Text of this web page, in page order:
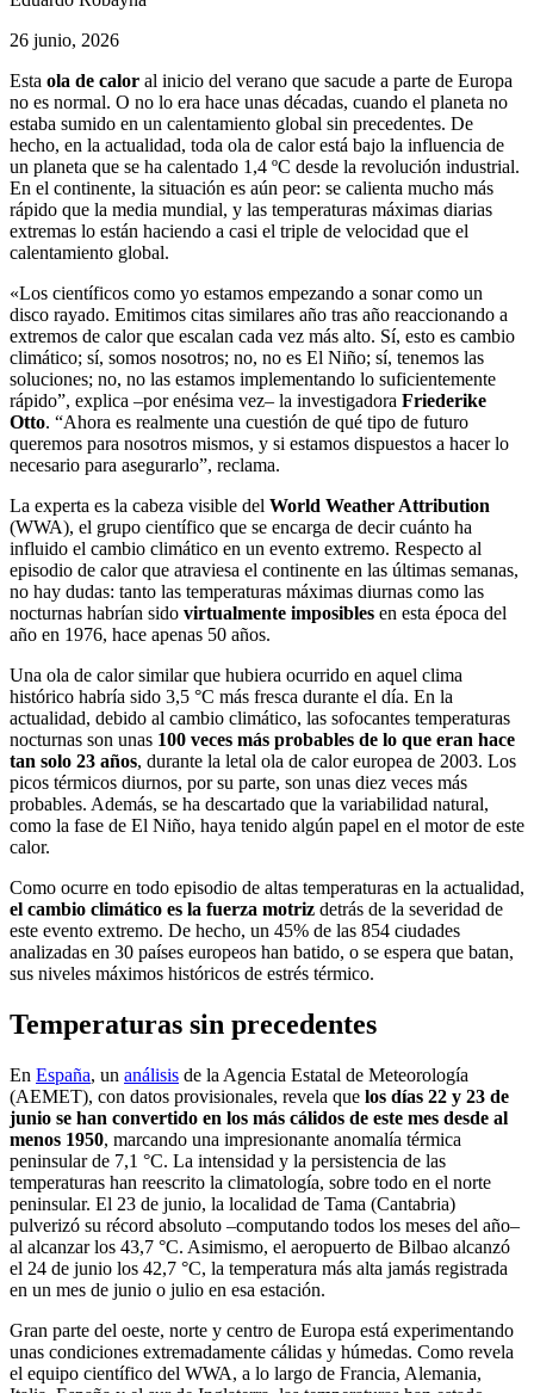
26 junio, 2026
Esta ola de calor al inicio del verano que sacude a parte de Europa
no es normal. O no lo era hace unas décadas, cuando el planeta no
estaba sumido en un calentamiento global sin precedentes. De
hecho, en la actualidad, toda ola de calor está bajo la influencia de
un planeta que se ha calentado 1,4 ºC desde la revolución industrial.
En el continente, la situación es aún peor: se calienta mucho más
rápido que la media mundial, y las temperaturas máximas diarias
extremas lo están haciendo a casi el triple de velocidad que el
calentamiento global.
«Los científicos como yo estamos empezando a sonar como un
disco rayado. Emitimos citas similares año tras año reaccionando a
extremos de calor que escalan cada vez más alto. Sí, esto es cambio
climático; sí, somos nosotros; no, no es El Niño; sí, tenemos las
soluciones; no, no las estamos implementando lo suficientemente
rápido”, explica –por enésima vez– la investigadora Friederike
Otto. “Ahora es realmente una cuestión de qué tipo de futuro
queremos para nosotros mismos, y si estamos dispuestos a hacer lo
necesario para asegurarlo”, reclama.
La experta es la cabeza visible del World Weather Attribution
(WWA), el grupo científico que se encarga de decir cuánto ha
influido el cambio climático en un evento extremo. Respecto al
episodio de calor que atraviesa el continente en las últimas semanas,
no hay dudas: tanto las temperaturas máximas diurnas como las
nocturnas habrían sido virtualmente imposibles en esta época del
año en 1976, hace apenas 50 años.
Una ola de calor similar que hubiera ocurrido en aquel clima
histórico habría sido 3,5 °C más fresca durante el día. En la
actualidad, debido al cambio climático, las sofocantes temperaturas
nocturnas son unas 100 veces más probables de lo que eran hace
tan solo 23 años, durante la letal ola de calor europea de 2003. Los
picos térmicos diurnos, por su parte, son unas diez veces más
probables. Además, se ha descartado que la variabilidad natural,
como la fase de El Niño, haya tenido algún papel en el motor de este
calor.
Como ocurre en todo episodio de altas temperaturas en la actualidad,
el cambio climático es la fuerza motriz detrás de la severidad de
este evento extremo. De hecho, un 45% de las 854 ciudades
analizadas en 30 países europeos han batido, o se espera que batan,
sus niveles máximos históricos de estrés térmico.
Temperaturas sin precedentes
En España, un análisis de la Agencia Estatal de Meteorología
(AEMET), con datos provisionales, revela que los días 22 y 23 de
junio se han convertido en los más cálidos de este mes desde al
menos 1950, marcando una impresionante anomalía térmica
peninsular de 7,1 °C. La intensidad y la persistencia de las
temperaturas han reescrito la climatología, sobre todo en el norte
peninsular. El 23 de junio, la localidad de Tama (Cantabria)
pulverizó su récord absoluto –computando todos los meses del año–
al alcanzar los 43,7 °C. Asimismo, el aeropuerto de Bilbao alcanzó
el 24 de junio los 42,7 °C, la temperatura más alta jamás registrada
en un mes de junio o julio en esa estación.
Gran parte del oeste, norte y centro de Europa está experimentando
unas condiciones extremadamente cálidas y húmedas. Como revela
el equipo científico del WWA, a lo largo de Francia, Alemania,